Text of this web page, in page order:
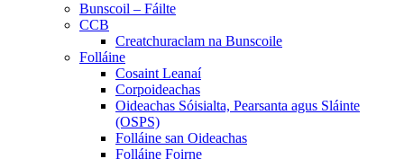
Bunscoil – Fáilte
CCB
Creatchuraclam na Bunscoile
Folláine
Cosaint Leanaí
Corpoideachas
Oideachas Sóisialta, Pearsanta agus Sláinte
(OSPS)
Folláine san Oideachas
Folláine Foirne